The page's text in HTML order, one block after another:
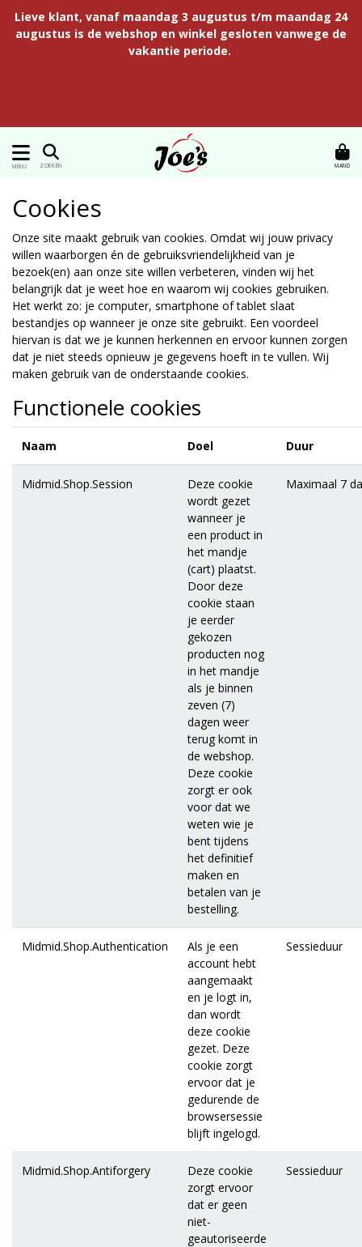
Lieve klant, vanaf maandag 3 augustus t/m maandag 24
augustus is de webshop en winkel gesloten vanwege de
vakantie periode.
MENU ZOEKEN MAND
Cookies
Onze site maakt gebruik van cookies. Omdat wij jouw privacy
willen waarborgen én de gebruiksvriendelijkheid van je
bezoek(en) aan onze site willen verbeteren, vinden wij het
belangrijk dat je weet hoe en waarom wij cookies gebruiken.
Het werkt zo: je computer, smartphone of tablet slaat
bestandjes op wanneer je onze site gebruikt. Een voordeel
hiervan is dat we je kunnen herkennen en ervoor kunnen zorgen
dat je niet steeds opnieuw je gegevens hoeft in te vullen. Wij
maken gebruik van de onderstaande cookies.
Functionele cookies
Naam Doel Duur
Midmid.Shop.Session
Deze cookie
wordt gezet
wanneer je
een product in
het mandje
(cart) plaatst.
Door deze
cookie staan
je eerder
gekozen
producten nog
in het mandje
als je binnen
zeven (7)
dagen weer
terug komt in
de webshop.
Deze cookie
zorgt er ook
voor dat we
weten wie je
bent tijdens
het definitief
maken en
betalen van je
bestelling.
Maximaal 7
Midmid.Shop.Authentication
Als je een
account hebt
aangemaakt
en je logt in,
dan wordt
deze cookie
gezet. Deze
cookie zorgt
ervoor dat je
gedurende de
browsersessie
blijft ingelogd.
Sessieduur
Midmid.Shop.Antiforgery
Deze cookie
zorgt ervoor
dat er geen
niet-
geautoriseerde
Sessieduur